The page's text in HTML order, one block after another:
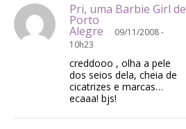
Pri, uma Barbie Girl de
Porto
Alegre
09/11/2008 -
10h23
creddooo , olha a pele
dos seios dela, cheia de
cicatrizes e marcas…
ecaaa! bjs!